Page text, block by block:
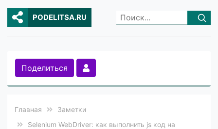
PODELITSA.RU
Поделиться
Главная
Заметки
Selenium WebDriver: как выполнить js код на